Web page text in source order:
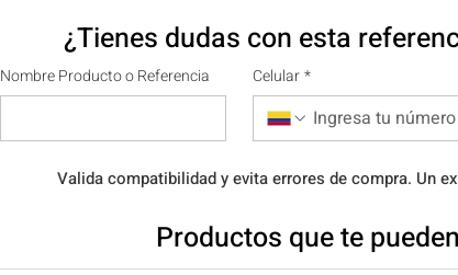
¿Tienes dudas con esta
Nombre Producto o Referencia Celular *
Valida compatibilidad y evita errores de compra. Un
Productos que te